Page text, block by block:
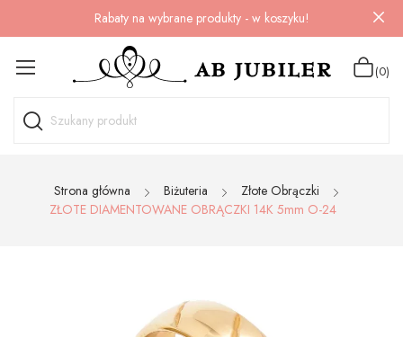
Rabaty na wybrane produkty - w koszyku!
(0)
Strona główna Biżuteria
Złote Obrączki
ZŁOTE DIAMENTOWANE OBRĄCZKI 14K 5mm O-24